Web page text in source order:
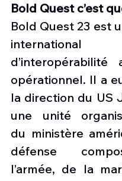
Bold Quest c’est
Bold Quest 23 est
international
d’interopérabilité
opérationnel. Il a
la direction du US
une unité
du ministère
défense
l’armée, de la